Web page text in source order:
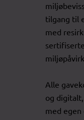
tilgang til
med
Alle
og
med egen